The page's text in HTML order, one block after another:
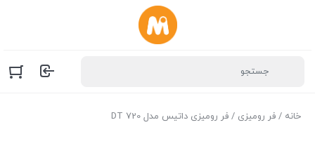
خانه / فر رومیزی / فر رومیزی داتیس مدل DT 720